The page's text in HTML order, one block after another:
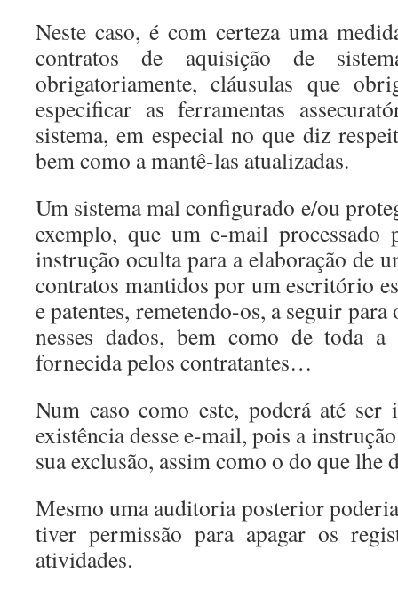
Neste caso, é com certeza uma
contratos de aquisição de
obrigatoriamente, cláusulas que
especificar as ferramentas
sistema, em especial no que diz
bem como a mantê-las atualizadas.
Um sistema mal configurado e/ou
exemplo, que um e-mail processado
instrução oculta para a elaboração de
contratos mantidos por um escritório
e patentes, remetendo-os, a seguir
nesses dados, bem como de toda a
fornecida pelos contratantes…
Num caso como este, poderá até ser
existência desse e-mail, pois a
sua exclusão, assim como o do que lhe
Mesmo uma auditoria posterior
tiver permissão para apagar os
atividades.